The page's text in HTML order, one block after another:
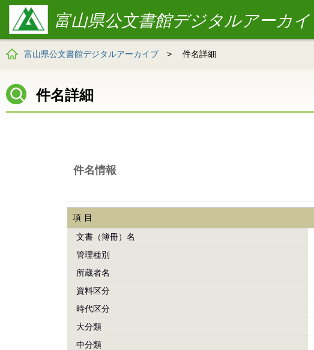
富山県公文書館デジタルアーカ
富山県公文書館デジタルアーカイブ > 件名詳細
件名詳細
件名情報
項目
文書（簿冊）名
管理種別
所蔵者名
資料区分
時代区分
大分類
中分類